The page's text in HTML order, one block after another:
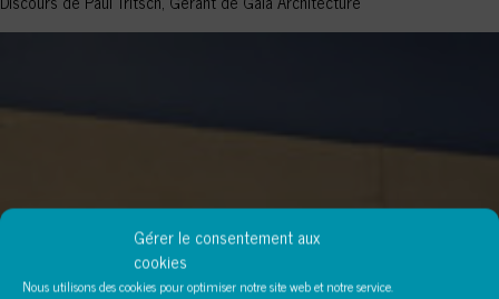
Gérer le consentement aux
cookies
Nous utilisons des cookies pour optimiser notre site web et notre service.